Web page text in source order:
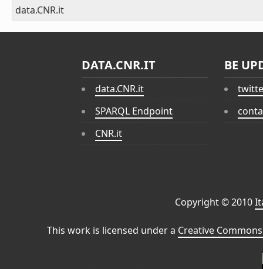
data.CNR.it
DATA.CNR.IT
data.CNR.it
SPARQL Endpoint
CNR.it
BE
Copyright © 2010
This work is licensed under a Creative